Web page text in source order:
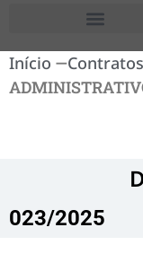
Início —Contratos
023/2025